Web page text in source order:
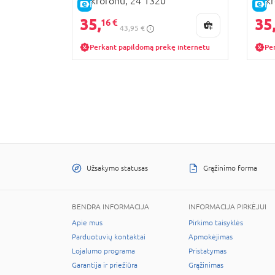
E-KAINA
35,16 €
43,95 €
Perkant papildomą prekę internetu
35,
Užsakymo statusas Grąžinimo forma
BENDRA INFORMACIJA
Apie mus
Parduotuvių kontaktai
Lojalumo programa
Garantija ir priežiūra
INFORMACIJA PIRKĖJUI
Pirkimo taisyklės
Apmokėjimas
Pristatymas
Grąžinimas